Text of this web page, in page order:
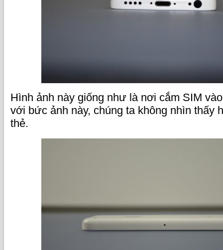
Hình ảnh này giống như là nơi cắm SIM
với bức ảnh này, chúng ta không nhìn thấy
thẻ.